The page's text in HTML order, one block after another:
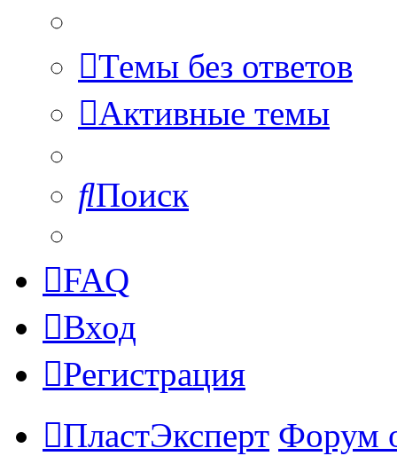
Темы без ответов
Активные темы
Поиск
FAQ
Вход
Регистрация
ПластЭксперт Форум